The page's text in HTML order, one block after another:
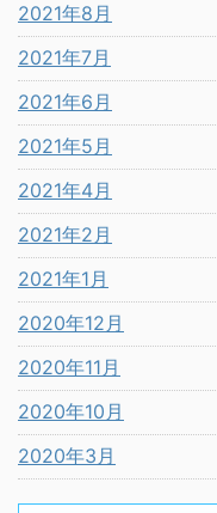
2021年8月
2021年7月
2021年6月
2021年5月
2021年4月
2021年2月
2021年1月
2020年12月
2020年11月
2020年10月
2020年3月